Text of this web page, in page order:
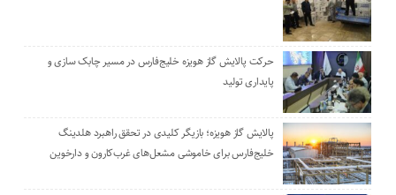
حرکت پالایش گاز هویزه خلیج‌فارس در مسیر چابک سازی و
پایداری تولید
پالایش گاز هویزه؛ بازیگر کلیدی در تحقق راهبرد هلدینگ
خلیج‌فارس برای خاموشی مشعل‌های غرب‌کارون و دارخوین